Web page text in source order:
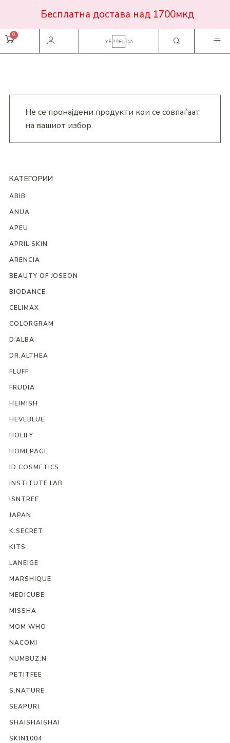
Не се пронајдени продукти кои се совпаѓаат
на вашиот избор.
КАТЕГОРИИ
ABIB
ANUA
APEU
APRIL SKIN
ARENCIA
BEAUTY OF JOSEON
BIODANCE
CELIMAX
COLORGRAM
D’ALBA
DR.ALTHEA
FLUFF
FRUDIA
HEIMISH
HEVEBLUE
HOLIFY
HOMEPAGE
ID COSMETICS
INSTITUTE LAB
ISNTREE
JAPAN
K.SECRET
KITS
LANEIGE
MARSHIQUE
MEDICUBE
MISSHA
MOM WHO
NACOMI
NUMBUZ:N
PETITFEE
S.NATURE
SEAPURI
SHAISHAISHAI
SKIN1004
Бесплатна достава над 1700мкд